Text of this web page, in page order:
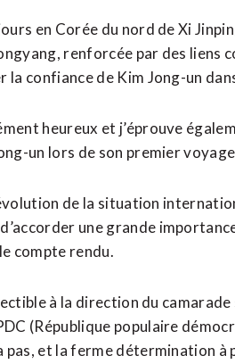
en Corée du nord de Xi
renforcée par des liens
confiance ‌de Kim Jong-un
heureux et j’éprouve
un lors de son premier
de la situation
une grande
compte rendu.
à la direction du
(République populaire
pas, et la ferme détermination